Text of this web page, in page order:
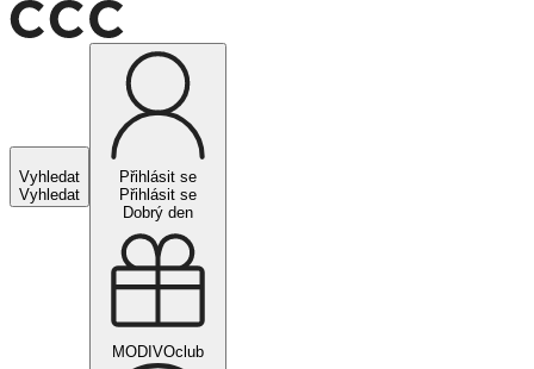
Vyhledat
Vyhledat
Přihlásit se
Přihlásit se
Dobrý den
MODIVOclub